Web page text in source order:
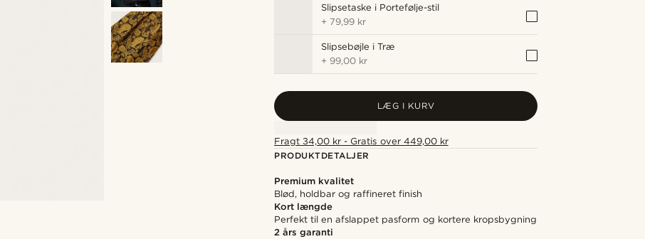
Slipsetaske i Portefølje-stil
+ 79,99 kr
Slipsebøjle i Træ
+ 99,00 kr
LÆG I KURV
Fragt 34,00 kr - Gratis over 449,00 kr
PRODUKTDETALJER
Premium kvalitet
Blød, holdbar og raffineret finish
Kort længde
Perfekt til en afslappet pasform og kortere kropsbygning
2 års garanti